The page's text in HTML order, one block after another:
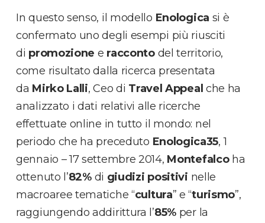
In questo senso, il modello Enologica si è
confermato uno degli esempi più riusciti
di promozione e raccontodel territorio,
come risultato dalla ricerca presentata
da Mirko Lalli, Ceo di Travel Appeal che ha
analizzato i dati relativi alle ricerche
effettuate online in tutto il mondo: nel
periodo che ha preceduto Enologica35, 1
gennaio – 17 settembre 2014, Montefalco ha
ottenuto l’82% di giudizi positivi nelle
macroaree tematiche “cultura” e “turismo”,
raggiungendo addirittura l’85% per la